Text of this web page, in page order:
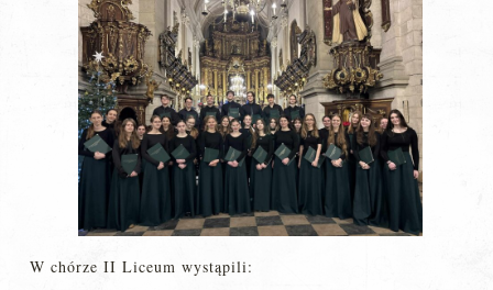
W chórze II Liceum wystąpili: